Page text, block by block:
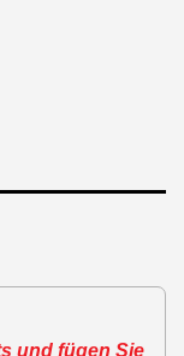
und fügen Sie